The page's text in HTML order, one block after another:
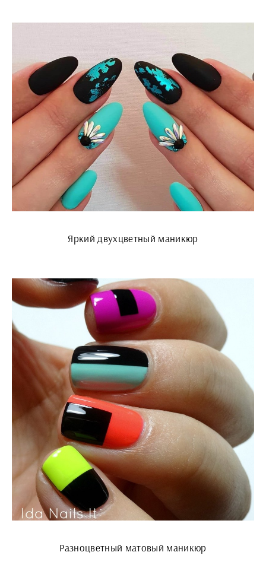
Яркий двухцветный маникюр
Разноцветный матовый маникюр